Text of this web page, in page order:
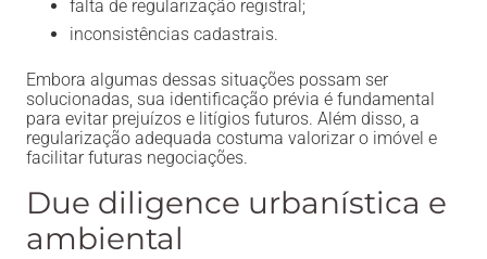
falta de regularização registral;
inconsistências cadastrais.
Embora algumas dessas situações possam ser
solucionadas, sua identificação prévia é fundamental
para evitar prejuízos e litígios futuros. Além disso, a
regularização adequada costuma valorizar o imóvel e
facilitar futuras negociações.
Due diligence urbanística e
ambiental